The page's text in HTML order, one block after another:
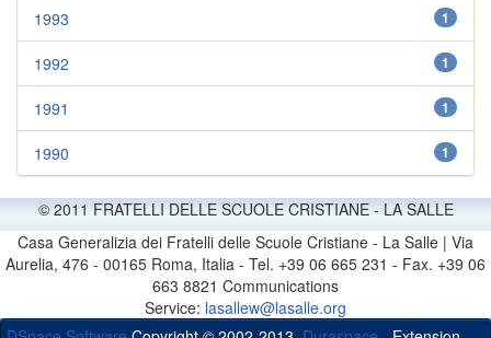
1
1993
1
1992
1
1991
1
1990
© 2011 FRATELLI DELLE SCUOLE CRISTIANE - LA SALLE
Casa Generalizia dei Fratelli delle Scuole Cristiane - La Salle | Via
Aurelia, 476 - 00165 Roma, Italia - Tel. +39 06 665 231 - Fax. +39 06
663 8821 Communications
Service: lasallew@lasalle.org